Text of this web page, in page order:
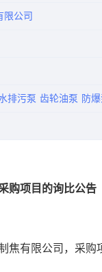
限公司
排污泵 齿轮油泵 防
购项目 的询比公告
焦有限公司 ，采购